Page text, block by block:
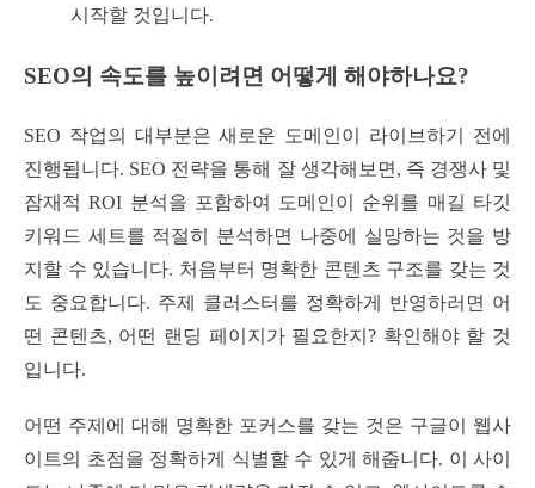
시작할 것입니다.
SEO의 속도를 높이려면 어떻게 해야하나요?
SEO 작업의 대부분은 새로운 도메인이 라이브하기 전에
진행됩니다. SEO 전략을 통해 잘 생각해보면, 즉 경쟁사 및
잠재적 ROI 분석을 포함하여 도메인이 순위를 매길 타깃
키워드 세트를 적절히 분석하면 나중에 실망하는 것을 방
지할 수 있습니다. 처음부터 명확한 콘텐츠 구조를 갖는 것
도 중요합니다. 주제 클러스터를 정확하게 반영하러면 어
떤 콘텐츠, 어떤 랜딩 페이지가 필요한지? 확인해야 할 것
입니다.
어떤 주제에 대해 명확한 포커스를 갖는 것은 구글이 웹사
이트의 초점을 정확하게 식별할 수 있게 해줍니다. 이 사이